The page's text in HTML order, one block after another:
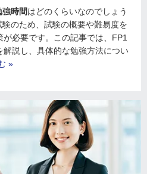
強時間はどのくらいなのでしょう
のため、試験の概要や難易度を
必要です。この記事では、FP1
説し、具体的な勉強方法につい
»